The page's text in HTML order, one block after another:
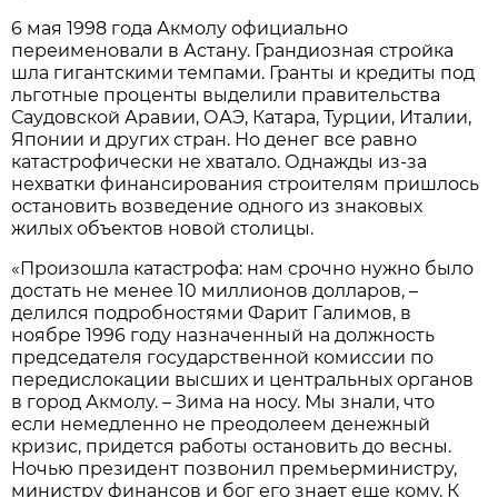
6 мая 1998 года Акмолу официально
переименовали в Астану. Грандиозная стройка
шла гигантскими темпами. Гранты и кредиты под
льготные проценты выделили правительства
Саудовской Аравии, ОАЭ, Катара, Турции, Италии,
Японии и других стран. Но денег все равно
катастрофически не хватало. Однажды из-за
нехватки финансирования строителям пришлось
остановить возведение одного из знаковых
жилых объектов новой столицы.
«Произошла катастрофа: нам срочно нужно было
достать не менее 10 миллионов долларов, –
делился подробностями Фарит Галимов, в
ноябре 1996 году назначенный на должность
председателя государственной комиссии по
передислокации высших и центральных органов
в город Акмолу. – Зима на носу. Мы знали, что
если немедленно не преодолеем денежный
кризис, придется работы остановить до весны.
Ночью президент позвонил премьерминистру,
министру финансов и бог его знает еще кому. К